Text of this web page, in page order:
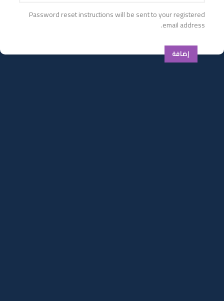
Password reset instructions will be sent to your registered
email address.